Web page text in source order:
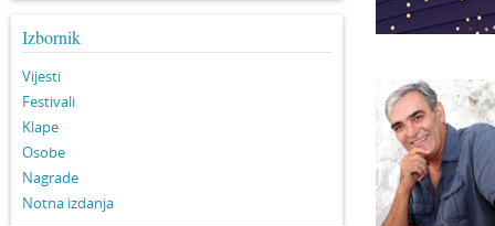
Izbornik
Vijesti
Festivali
Klape
Osobe
Nagrade
Notna izdanja